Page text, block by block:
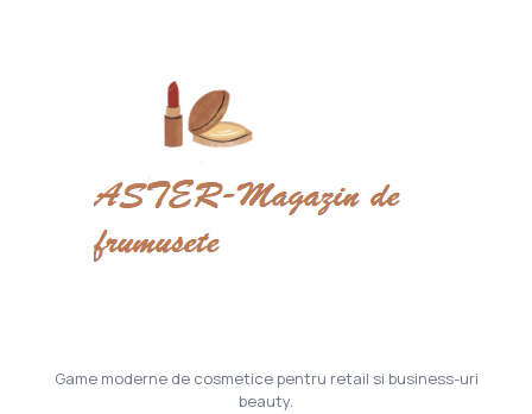
Game moderne de cosmetice pentru retail si business-uri
beauty.